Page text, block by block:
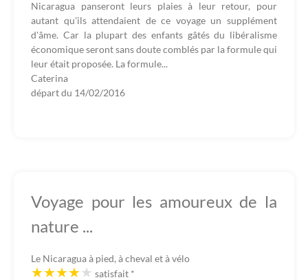
Nicaragua panseront leurs plaies à leur retour, pour
autant qu'ils attendaient de ce voyage un supplément
d'âme. Car la plupart des enfants gâtés du libéralisme
économique seront sans doute comblés par la formule qui
leur était proposée. La formule...
Caterina
départ du 14/02/2016
Voyage pour les amoureux de la
nature ...
Le Nicaragua à pied, à cheval et à vélo
satisfait *